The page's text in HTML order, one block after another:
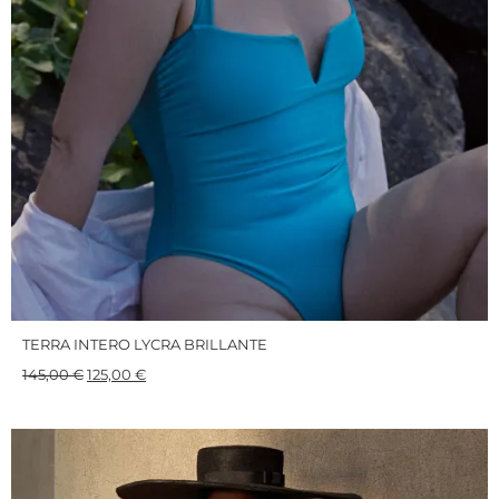
TERRA INTERO LYCRA BRILLANTE
145,00€125,00 €